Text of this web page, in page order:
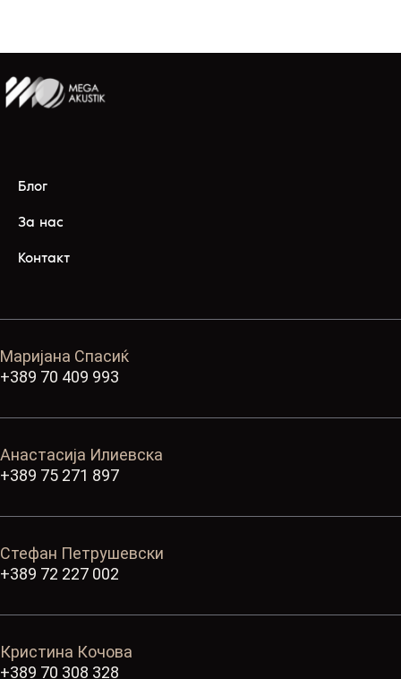
Блог
За нас
Контакт
Маријана Спасиќ
+389 70 409 993
Анастасија Илиевска
+389 75 271 897
Стефан Петрушевски
+389 72 227 002
Кристина Кочова
+389 70 308 328